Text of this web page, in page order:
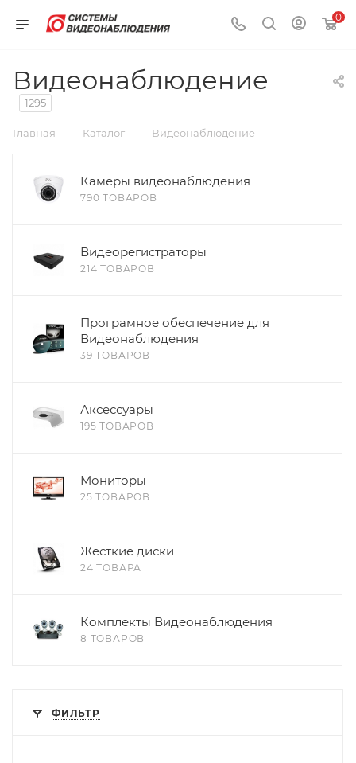
0
Видеонаблюдение
1295
Главная — Каталог — Видеонаблюдение
Камеры видеонаблюдения
790 ТОВАРОВ
Видеорегистраторы
214 ТОВАРОВ
Програмное обеспечение для
Видеонаблюдения
39 ТОВАРОВ
Аксессуары
195 ТОВАРОВ
Мониторы
25 ТОВАРОВ
Жесткие диски
24 ТОВАРА
Комплекты Видеонаблюдения
8 ТОВАРОВ
ФИЛЬТР